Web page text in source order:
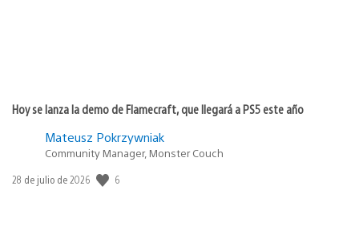
Hoy se lanza la demo de Flamecraft, que llegará a PS5 este año
Mateusz Pokrzywniak
Community Manager, Monster Couch
Fecha
28 de julio de 2026 6